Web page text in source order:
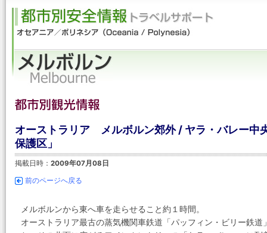
オーストラリア メルボルン郊外 / ヤラ・バレー中
保護区」
掲載日時： 2009年07月08日
前のページへ戻る
メルボルンから東へ車を走らせること約１時間。
オーストラリア最古の蒸気機関車鉄道「パッフィン・ビリー鉄